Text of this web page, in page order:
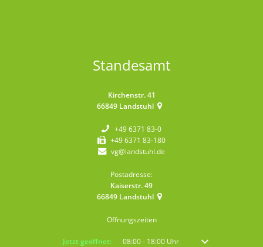
Standesamt
Kirchenstr. 41
66849 Landstuhl
+49 6371 83-0
+49 6371 83-180
vg@landstuhl.de
Postadresse:
Kaiserstr. 49
66849 Landstuhl
Öffnungszeiten
Klicken, um weitere Öffnungs- oder Schließzeiten auszublenden
Jetzt geöffnet: 08:00- 18:00Uhr Von 08:00 bis 18:00